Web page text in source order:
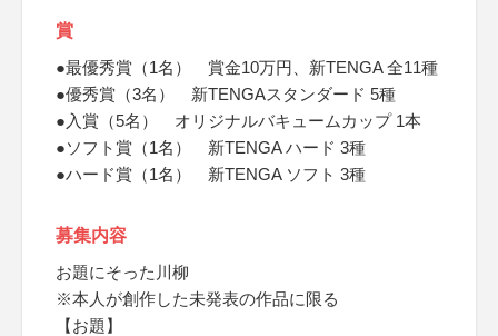
賞
●最優秀賞（1名） 賞金10万円、新TENGA 全11種
●優秀賞（3名） 新TENGAスタンダード 5種
●入賞（5名） オリジナルバキュームカップ 1本
●ソフト賞（1名） 新TENGA ハード 3種
●ハード賞（1名） 新TENGA ソフト 3種
募集内容
お題にそった川柳
※本人が創作した未発表の作品に限る
【お題】